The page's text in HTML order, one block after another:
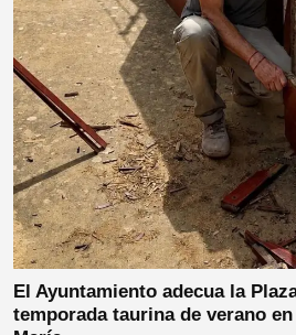
El Ayuntamiento adecua la
temporada taurina de verano